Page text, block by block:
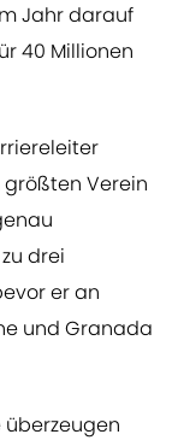
Jahr darauf
40 Millionen
Verein
drei
er an
und Granada
überzeugen